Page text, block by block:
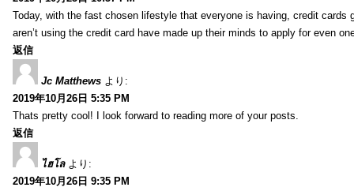
Today, with the fast chosen lifestyle that everyone is having, credit
aren’t using the credit card have made up their minds to apply for even
返信
Jc Matthews より:
2019年10月26日 5:35 PM
Thats pretty cool! I look forward to reading more of your posts.
返信
ไฮโล より:
2019年10月26日 9:35 PM